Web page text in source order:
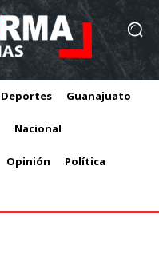
Deportes Guanajuato
Nacional
Opinión Política